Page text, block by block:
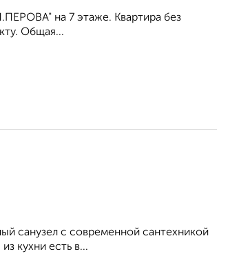
на 7 этаже. Квартира без
Общая...
санузел с современной сантехникой
кухни есть в...